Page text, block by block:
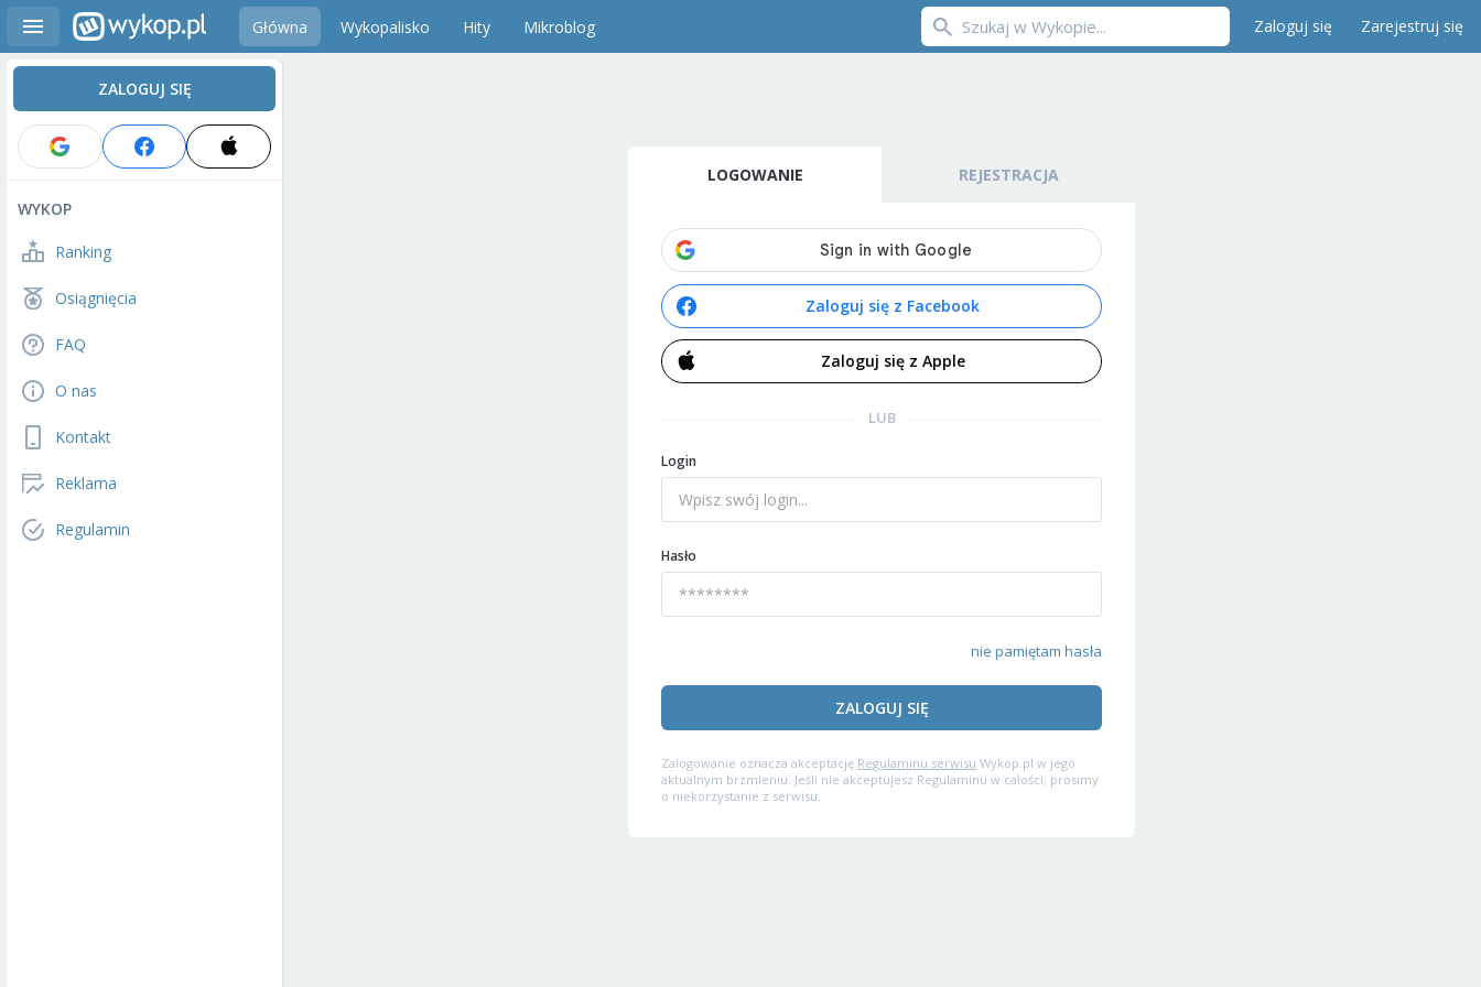
Główna Wykopalisko Hity Mikroblog Zaloguj się Zarejestruj się
ZALOGUJ SIĘ
WYKOP
Ranking
Osiągnięcia
FAQ
O nas
Kontakt
Reklama
Regulamin
LOGOWANIE REJESTRACJA
Zaloguj się z Facebook
Zaloguj się z Apple
LUB
Login
Hasło
nie pamiętam hasła
ZALOGUJ SIĘ
Zalogowanie oznacza akceptację Regulaminu serwisu Wykop.pl w jego
aktualnym brzmieniu. Jeśli nie akceptujesz Regulaminu w całości, prosimy
o niekorzystanie z serwisu.